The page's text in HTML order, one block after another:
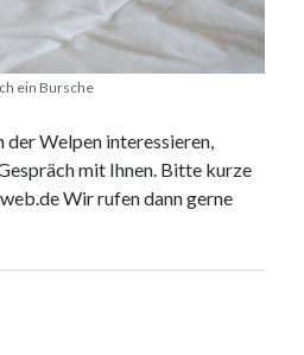
ein Bursche
der Welpen interessieren,
mit Ihnen. Bitte kurze
Wir rufen dann gerne